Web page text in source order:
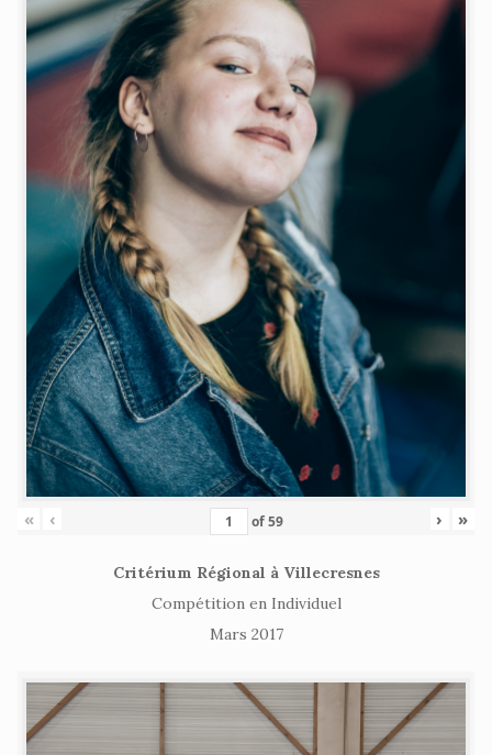
« ‹ of59 › »
Critérium Régional à Villecresnes
Compétition en Individuel
Mars 2017